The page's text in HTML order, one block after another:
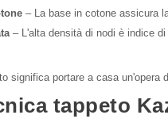
– La base in cotone assicura
– L'alta densità di nodi è indice
significa portare a casa
tappeto